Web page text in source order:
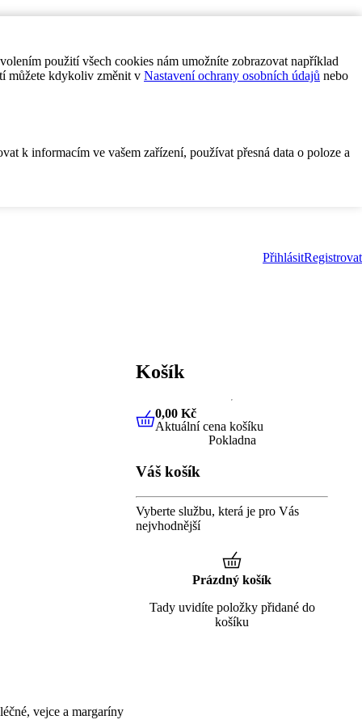
použití všech cookies nám umožníte zobrazovat například
můžete kdykoliv změnit v Nastavení ochrany osobních údajů nebo
k informacím ve vašem zařízení, používat přesná data o poloze a
PřihlásitRegistrovat
vejce a margaríny
Košík
0,00 KčAktuální cena košíku
0,00 Kč
Aktuální cena košíku
Pokladna
Váš košík
Vyberte službu, která je pro Vás
nejvhodnější
Prázdný košík
Tady uvidíte položky přidané do
košíku